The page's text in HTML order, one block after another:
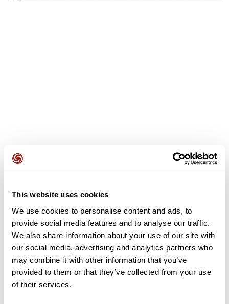
This website uses cookies
We use cookies to personalise content and ads, to
provide social media features and to analyse our traffic.
We also share information about your use of our site with
our social media, advertising and analytics partners who
may combine it with other information that you’ve
provided to them or that they’ve collected from your use
of their services.
Avis des utilisateurs
Soyez le premier à ajouter un avis !
Ajouter un avis
Résumé